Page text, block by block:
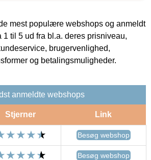
mest populære webshops og anmeldt
1 til 5 ud fra bl.a. deres prisniveau,
brugervenlighed,
og betalingsmuligheder.
anmeldte webshops
Stjerner Link
Besøg webshop
Besøg webshop